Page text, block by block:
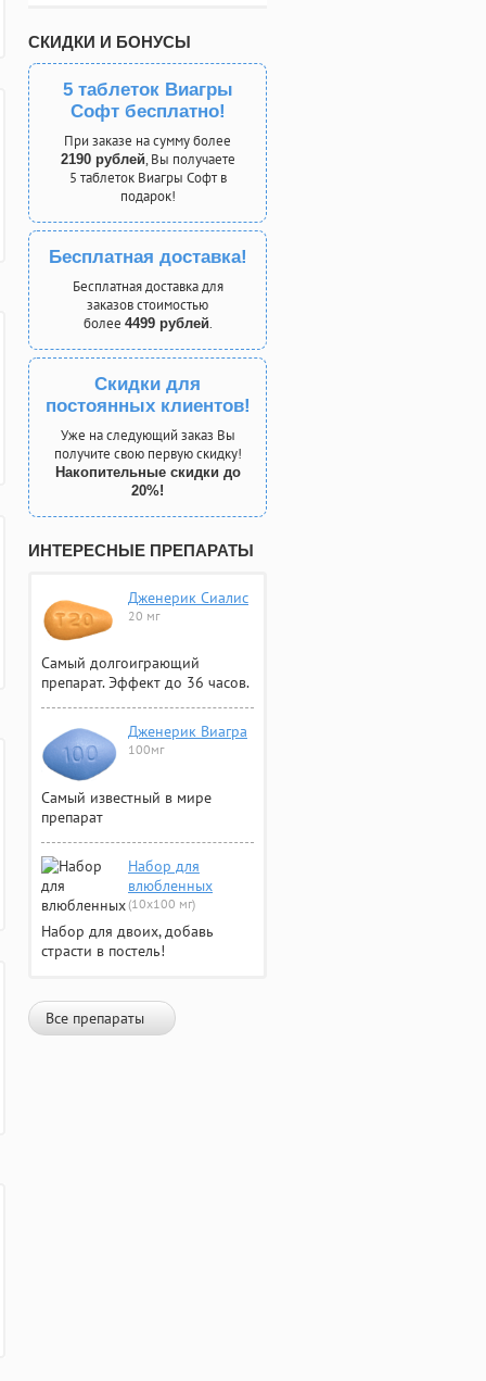
СКИДКИ И БОНУСЫ
5 таблеток Виагры
Софт бесплатно!
При заказе на сумму более
2190 рублей, Вы получаете
5 таблеток Виагры Софт в
подарок!
Бесплатная доставка!
Бесплатная доставка для
заказов стоимостью
более 4499 рублей.
Скидки для
постоянных клиентов!
Уже на следующий заказ Вы
получите свою первую скидку!
Накопительные скидки до
20%!
ИНТЕРЕСНЫЕ ПРЕПАРАТЫ
Дженерик Сиалис
20 мг
Самый долгоиграющий
препарат. Эффект до 36 часов.
Дженерик Виагра
100мг
Самый известный в мире
препарат
Набор для
влюбленных
(10х100 мг)
Набор для двоих, добавь
страсти в постель!
Все препараты